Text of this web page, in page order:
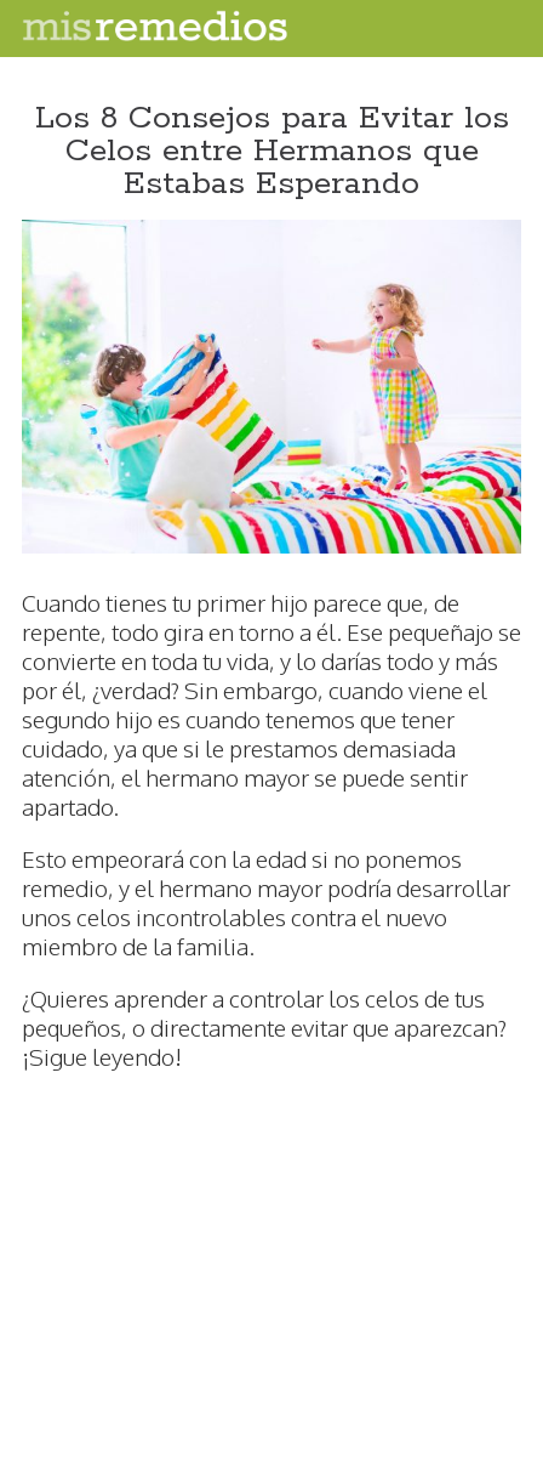
Los 8 Consejos para Evitar los
Celos entre Hermanos que
Estabas Esperando
Cuando tienes tu primer hijo parece que, de
repente, todo gira en torno a él. Ese pequeñajo se
convierte en toda tu vida, y lo darías todo y más
por él, ¿verdad? Sin embargo, cuando viene el
segundo hijo es cuando tenemos que tener
cuidado, ya que si le prestamos demasiada
atención, el hermano mayor se puede sentir
apartado.
Esto empeorará con la edad si no ponemos
remedio, y el hermano mayor podría desarrollar
unos celos incontrolables contra el nuevo
miembro de la familia.
¿Quieres aprender a controlar los celos de tus
pequeños, o directamente evitar que aparezcan?
¡Sigue leyendo!